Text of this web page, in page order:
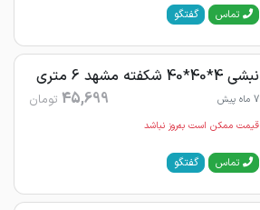
تماس گفتگو
نبشی 4*40*40 شکفته مشهد 6 متری
7 ماه پیش 45,699 تومان
قیمت ممکن است به‌روز نباشد
تماس گفتگو